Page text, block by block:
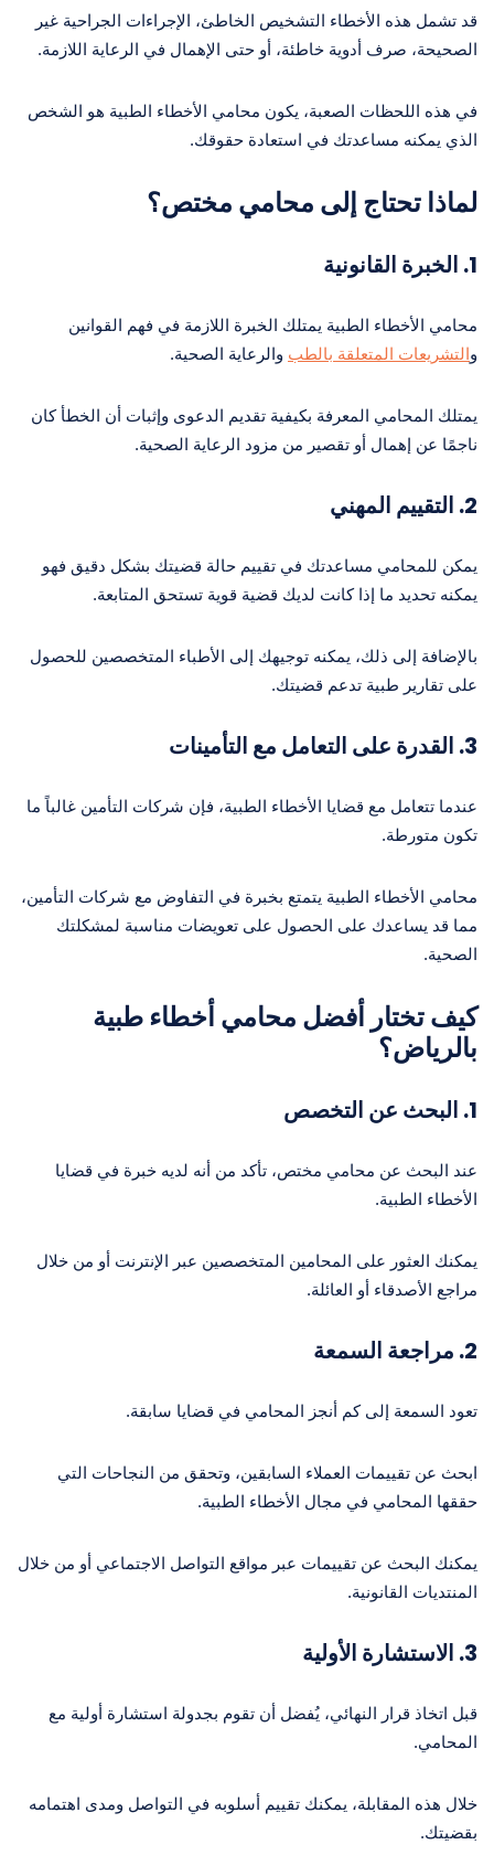
قد تشمل هذه الأخطاء التشخيص الخاطئ، الإجراءات الجراحية غير
الصحيحة، صرف أدوية خاطئة، أو حتى الإهمال في الرعاية اللازمة.
في هذه اللحظات الصعبة، يكون محامي الأخطاء الطبية هو الشخص
الذي يمكنه مساعدتك في استعادة حقوقك.
لماذا تحتاج إلى محامي مختص؟
1. الخبرة القانونية
محامي الأخطاء الطبية يمتلك الخبرة اللازمة في فهم القوانين
والتشريعات المتعلقة بالطب والرعاية الصحية.
يمتلك المحامي المعرفة بكيفية تقديم الدعوى وإثبات أن الخطأ كان
ناجمًا عن إهمال أو تقصير من مزود الرعاية الصحية.
2. التقييم المهني
يمكن للمحامي مساعدتك في تقييم حالة قضيتك بشكل دقيق فهو
يمكنه تحديد ما إذا كانت لديك قضية قوية تستحق المتابعة.
بالإضافة إلى ذلك، يمكنه توجيهك إلى الأطباء المتخصصين للحصول
على تقارير طبية تدعم قضيتك.
3. القدرة على التعامل مع التأمينات
عندما تتعامل مع قضايا الأخطاء الطبية، فإن شركات التأمين غالباً ما
تكون متورطة.
محامي الأخطاء الطبية يتمتع بخبرة في التفاوض مع شركات التأمين،
مما قد يساعدك على الحصول على تعويضات مناسبة لمشكلتك
الصحية.
كيف تختار أفضل محامي أخطاء طبية
بالرياض؟
1. البحث عن التخصص
عند البحث عن محامي مختص، تأكد من أنه لديه خبرة في قضايا
الأخطاء الطبية.
يمكنك العثور على المحامين المتخصصين عبر الإنترنت أو من خلال
مراجع الأصدقاء أو العائلة.
2. مراجعة السمعة
تعود السمعة إلى كم أنجز المحامي في قضايا سابقة.
ابحث عن تقييمات العملاء السابقين، وتحقق من النجاحات التي
حققها المحامي في مجال الأخطاء الطبية.
يمكنك البحث عن تقييمات عبر مواقع التواصل الاجتماعي أو من خلال
المنتديات القانونية.
3. الاستشارة الأولية
قبل اتخاذ قرار النهائي، يُفضل أن تقوم بجدولة استشارة أولية مع
المحامي.
خلال هذه المقابلة، يمكنك تقييم أسلوبه في التواصل ومدى اهتمامه
بقضيتك.